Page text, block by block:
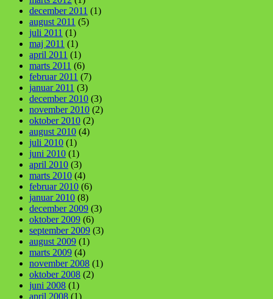
december 2011 (1)
august 2011 (5)
juli 2011 (1)
maj 2011 (1)
april 2011 (1)
marts 2011 (6)
februar 2011 (7)
januar 2011 (3)
december 2010 (3)
november 2010 (2)
oktober 2010 (2)
august 2010 (4)
juli 2010 (1)
juni 2010 (1)
april 2010 (3)
marts 2010 (4)
februar 2010 (6)
januar 2010 (8)
december 2009 (3)
oktober 2009 (6)
september 2009 (3)
august 2009 (1)
marts 2009 (4)
november 2008 (1)
oktober 2008 (2)
juni 2008 (1)
april 2008 (1)